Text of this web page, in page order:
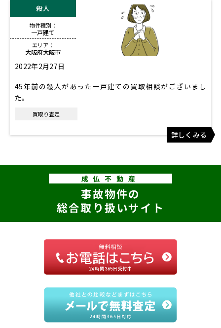
殺人
物件種別：
一戸建て
エリア：
大阪府大阪市
2022年2月27日
45年前の殺人があった一戸建ての買取相談がございまし
た。
買取り査定
詳しくみる
成仏不動産
事故物件の
総合取り扱いサイト